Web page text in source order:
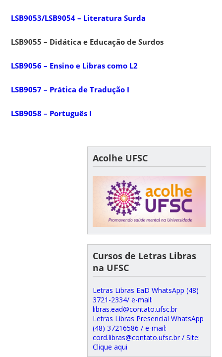
LSB9053/LSB9054 – Literatura Surda
LSB9055 – Didática e Educação de Surdos
LSB9056 – Ensino e Libras como L2
LSB9057 – Prática de Tradução I
LSB9058 – Português I
Acolhe UFSC
Cursos de Letras Libras
na UFSC
Letras Libras EaD WhatsApp (48)
3721-2334/ e-mail:
libras.ead@contato.ufsc.br
Letras Libras Presencial WhatsApp
(48) 37216586 / e-mail:
cord.libras@contato.ufsc.br / Site:
Clique aqui